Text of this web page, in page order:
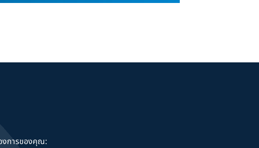
งการของคุณ: